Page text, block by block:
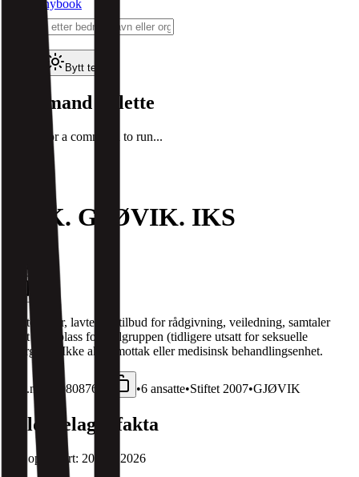
Companybook
Bytt tema
Command Palette
Search for a command to run...
NOK. GJØVIK. IKS
Støttesenter, lavterskeltilbud for rådgivning, veiledning, samtaler
samt møteplass for målgruppen (tidligere utsatt for seksuelle
overgrep). Ikke akutt mottak eller medisinsk behandlingsenhet.
Org.nr: 990808767 •6 ansatte•Stiftet 2007•GJØVIK
Kildebelagte fakta
Sist oppdatert: 20. juli 2026